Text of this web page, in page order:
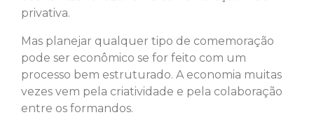
privativa.
Mas planejar qualquer tipo de comemoração
pode ser econômico se for feito com um
processo bem estruturado. A economia muitas
vezes vem pela criatividade e pela colaboração
entre os formandos.